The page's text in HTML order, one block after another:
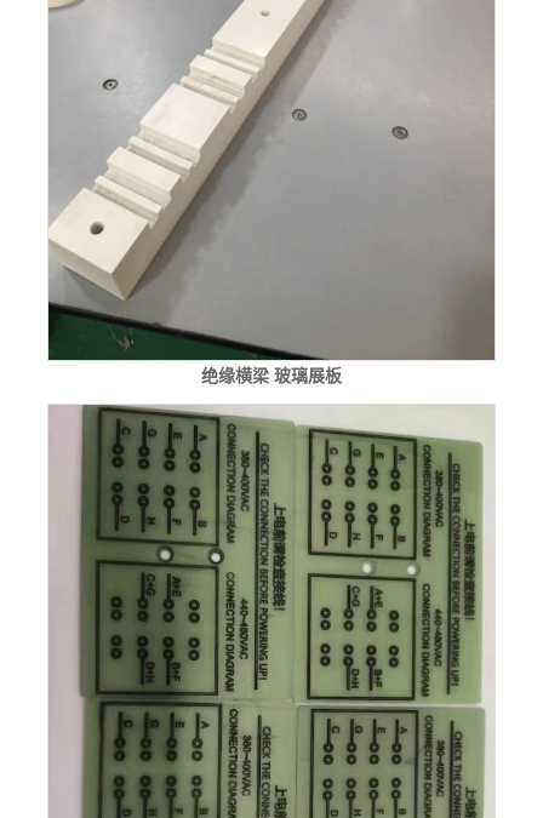
绝缘横梁 玻璃展板